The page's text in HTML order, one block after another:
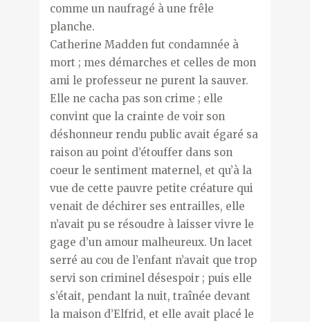
comme un naufragé à une frêle
planche.
Catherine Madden fut condamnée à
mort ; mes démarches et celles de mon
ami le professeur ne purent la sauver.
Elle ne cacha pas son crime ; elle
convint que la crainte de voir son
déshonneur rendu public avait égaré sa
raison au point d’étouffer dans son
coeur le sentiment maternel, et qu’à la
vue de cette pauvre petite créature qui
venait de déchirer ses entrailles, elle
n’avait pu se résoudre à laisser vivre le
gage d’un amour malheureux. Un lacet
serré au cou de l’enfant n’avait que trop
servi son criminel désespoir ; puis elle
s’était, pendant la nuit, traînée devant
la maison d’Elfrid, et elle avait placé le